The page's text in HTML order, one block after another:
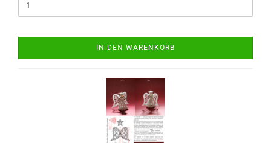
IN DEN WARENKORB